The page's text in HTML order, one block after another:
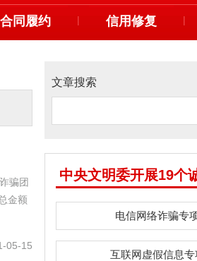
合同履约 | 信用修复 |
骗团
金额
05-15
文章搜索
中央文明委开展19个
电信网络诈骗专
互联网虚假信息专